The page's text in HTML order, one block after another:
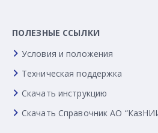
ПОЛЕЗНЫЕ ССЫЛКИ
Условия и положения
Техническая поддержка
Скачать инструкцию
Скачать Справочник АО